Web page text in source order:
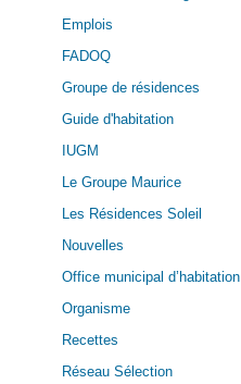
Emplois
FADOQ
Groupe de résidences
Guide d'habitation
IUGM
Le Groupe Maurice
Les Résidences Soleil
Nouvelles
Office municipal d’habitation
Organisme
Recettes
Réseau Sélection